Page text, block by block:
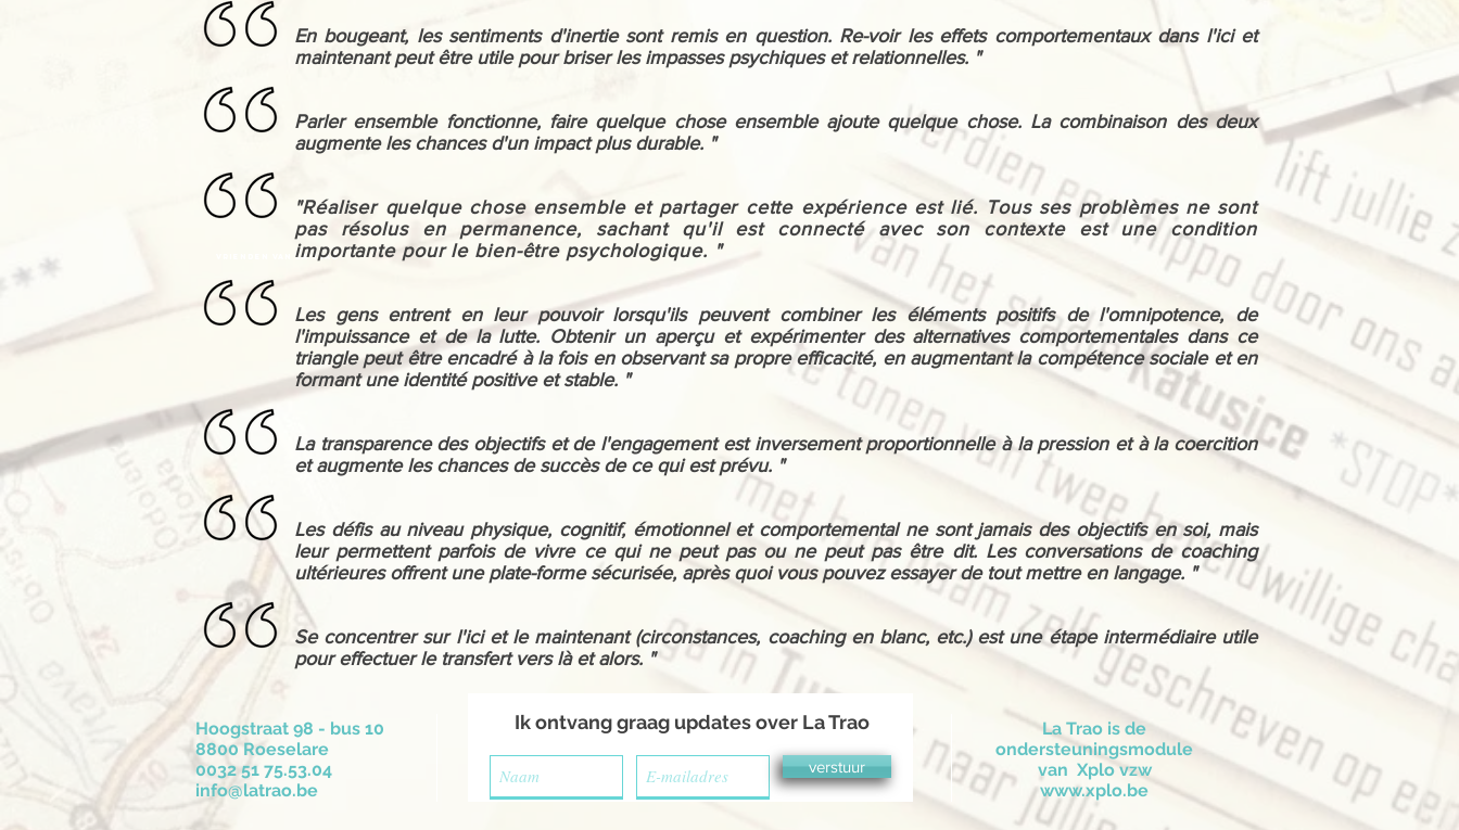
vrienden van La Trao
En bougeant, les sentiments d'inertie sont remis en question. Re-voir les effets comportementaux dans l'ici et
maintenant peut être utile pour briser les impasses psychiques et relationnelles. "
Parler ensemble fonctionne, faire quelque chose ensemble ajoute quelque chose. La combinaison des deux
augmente les chances d'un impact plus durable. "
"Réaliser quelque chose ensemble et partager cette expérience est lié. Tous ses problèmes ne sont
pas résolus en permanence, sachant qu'il est connecté avec son contexte est une condition
importante pour le bien-être psychologique. "
Les gens entrent en leur pouvoir lorsqu'ils peuvent combiner les éléments positifs de l'omnipotence, de
l'impuissance et de la lutte. Obtenir un aperçu et expérimenter des alternatives comportementales dans ce
triangle peut être encadré à la fois en observant sa propre efficacité, en augmentant la compétence sociale et en
formant une identité positive et stable. "
​La transparence des objectifs et de l'engagement est inversement proportionnelle à la pression et à la coercition
et augmente les chances de succès de ce qui est prévu. "
Les défis au niveau physique, cognitif, émotionnel et comportemental ne sont jamais des objectifs en soi, mais
leur permettent parfois de vivre ce qui ne peut pas ou ne peut pas être dit. Les conversations de coaching
ultérieures offrent une plate-forme sécurisée, après quoi vous pouvez essayer de tout mettre en langage. "
Se concentrer sur l'ici et le maintenant (circonstances, coaching en blanc, etc.) est une étape intermédiaire utile
pour effectuer le transfert vers là et alors. "
Hoogstraat 98 - bus 10
8800 Roeselare
0032 51 75.53.04
info@latrao.be
Ik ontvang graag updates over La Trao
verstuur
La Trao is de
ondersteuningsmodule
van Xplo vzw
www.xplo.be